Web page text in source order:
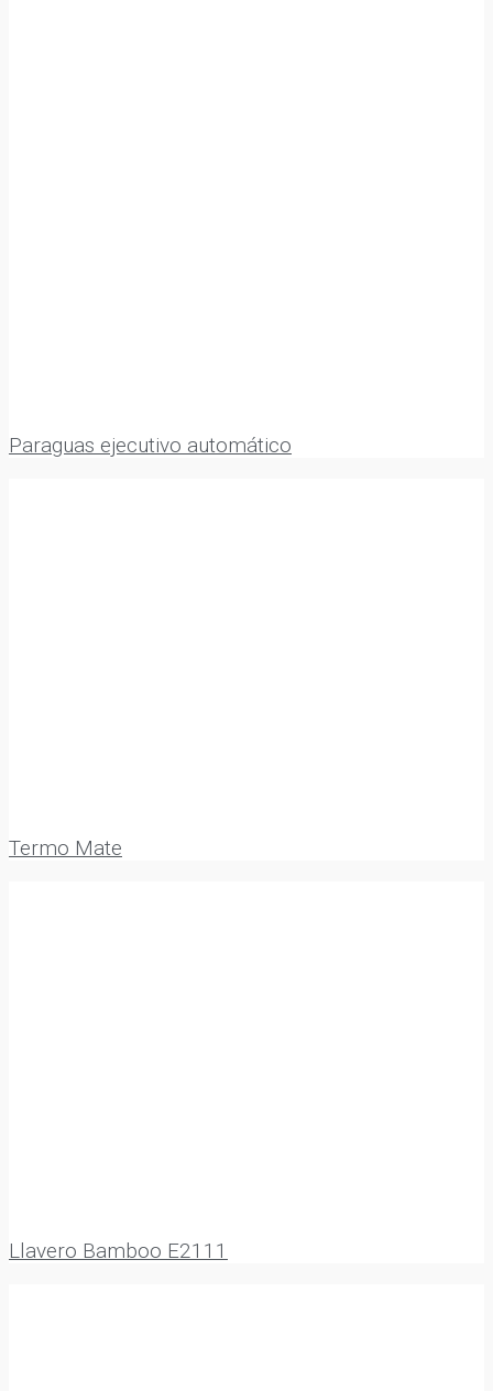
Paraguas ejecutivo automático
Termo Mate
Llavero Bamboo E2111